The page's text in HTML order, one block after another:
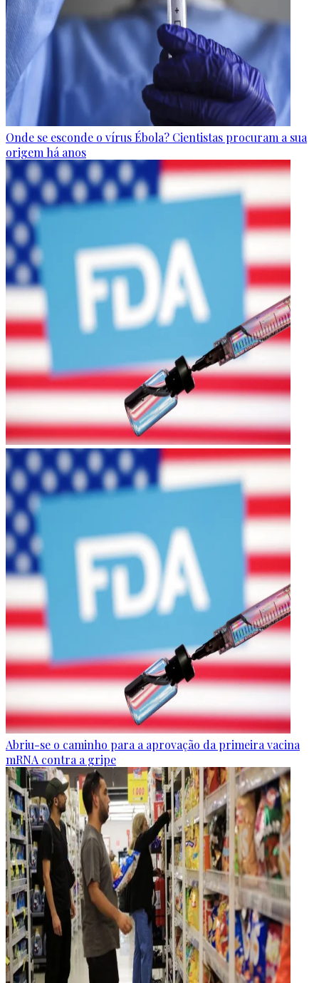
Onde se esconde o vírus Ébola? Cientistas procuram a sua
origem há anos
Abriu-se o caminho para a aprovação da primeira vacina
mRNA contra a gripe